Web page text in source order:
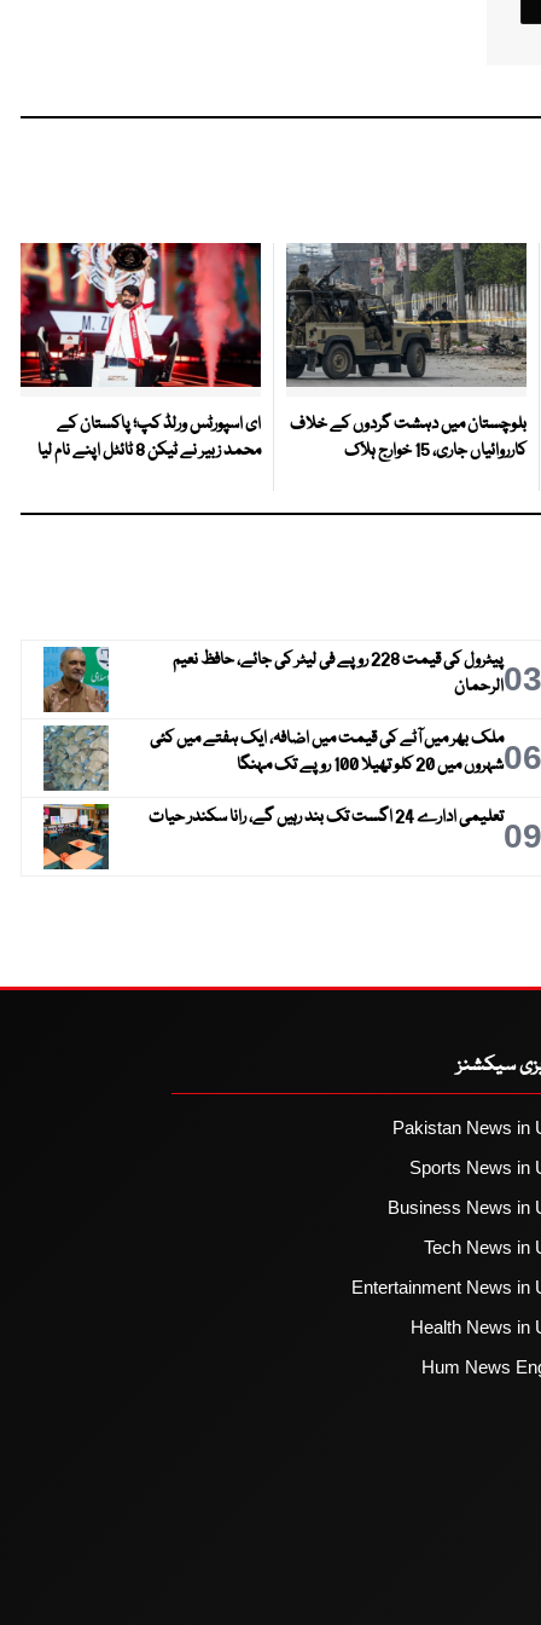
بلوچستان میں دہشت گردوں کے خلاف
کارروائیاں جاری، 15 خوارج ہلاک
ای اسپورٹس ورلڈ کپ؛ پاکستان کے
محمد زبیر نے ٹیکن 8 ٹائٹل اپنے نام لیا
03
پیٹرول کی قیمت 228 روپے فی لیٹر کی جائے، حافظ نعیم
الرحمان
06ملک بھر میں آٹے کی قیمت میں اضافہ، ایک ہفتے میں کئی
شہروں میں 20 کلو تھیلا 100 روپے تک مہنگا
09تعلیمی ادارے 24 اگست تک بند رہیں گے، رانا سکندر حیات
سیکشنز
Pakistan News in
Sports News in
Business News in
Tech News in
Entertainment News in
Health News in
Hum News